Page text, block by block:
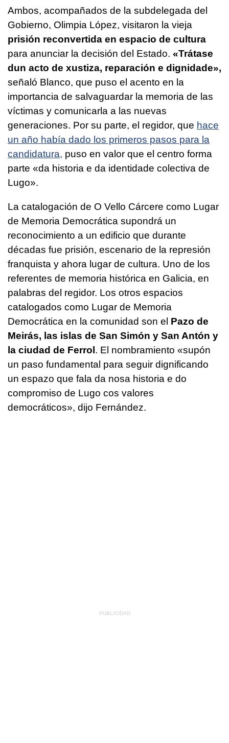
Ambos, acompañados de la subdelegada del
Gobierno, Olimpia López, visitaron la vieja
prisión reconvertida en espacio de cultura
para anunciar la decisión del Estado. «Trátase
dun acto de xustiza, reparación e dignidade»,
señaló Blanco, que puso el acento en la
importancia de salvaguardar la memoria de las
víctimas y comunicarla a las nuevas
generaciones. Por su parte, el regidor, que hace
un año había dado los primeros pasos para la
candidatura, puso en valor que el centro forma
parte «da historia e da identidade colectiva de
Lugo».
La catalogación de O Vello Cárcere como Lugar
de Memoria Democrática supondrá un
reconocimiento a un edificio que durante
décadas fue prisión, escenario de la represión
franquista y ahora lugar de cultura. Uno de los
referentes de memoria histórica en Galicia, en
palabras del regidor. Los otros espacios
catalogados como Lugar de Memoria
Democrática en la comunidad son el Pazo de
Meirás, las islas de San Simón y San Antón y
la ciudad de Ferrol . El nombramiento «supón
un paso fundamental para seguir dignificando
un espazo que fala da nosa historia e do
compromiso de Lugo cos valores
democráticos», dijo Fernández.